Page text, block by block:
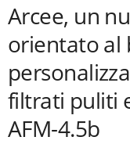
Arcee, un
orientato al
filtrati puliti
AFM-4.5b